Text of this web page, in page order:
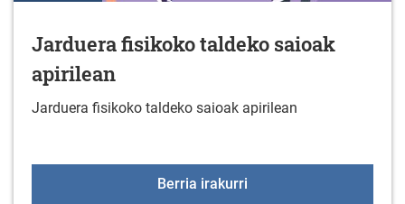
Jarduera fisikoko taldeko saioak
apirilean
Jarduera fisikoko taldeko saioak apirilean
Berria irakurri